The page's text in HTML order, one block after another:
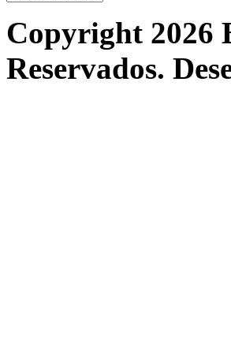
Copyright 2026
Reservados.